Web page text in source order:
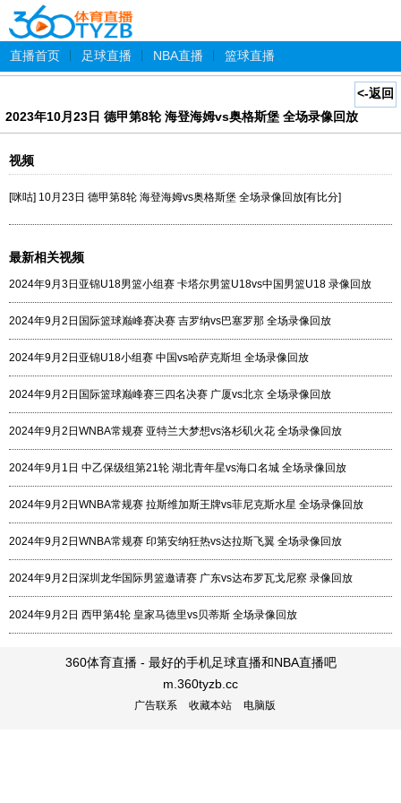
直播首页 足球直播 NBA直播 篮球直播
<-返回
2023年10月23日 德甲第8轮 海登海姆vs奥格斯堡 全场录像回放
视频
[咪咕] 10月23日 德甲第8轮 海登海姆vs奥格斯堡 全场录像回放[有比分]
最新相关视频
2024年9月3日亚锦U18男篮小组赛 卡塔尔男篮U18vs中国男篮U18 录像回放
2024年9月2日国际篮球巅峰赛决赛 吉罗纳vs巴塞罗那 全场录像回放
2024年9月2日亚锦U18小组赛 中国vs哈萨克斯坦 全场录像回放
2024年9月2日国际篮球巅峰赛三四名决赛 广厦vs北京 全场录像回放
2024年9月2日WNBA常规赛 亚特兰大梦想vs洛杉矶火花 全场录像回放
2024年9月1日 中乙保级组第21轮 湖北青年星vs海口名城 全场录像回放
2024年9月2日WNBA常规赛 拉斯维加斯王牌vs菲尼克斯水星 全场录像回放
2024年9月2日WNBA常规赛 印第安纳狂热vs达拉斯飞翼 全场录像回放
2024年9月2日深圳龙华国际男篮邀请赛 广东vs达布罗瓦戈尼察 录像回放
2024年9月2日 西甲第4轮 皇家马德里vs贝蒂斯 全场录像回放
360体育直播 - 最好的手机足球直播和NBA直播吧
m.360tyzb.cc
广告联系 收藏本站 电脑版